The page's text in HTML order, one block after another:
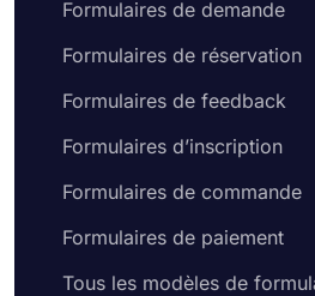
Formulaires de demande
Formulaires de réservation
Formulaires de feedback
Formulaires d’inscription
Formulaires de commande
Formulaires de paiement
Tous les modèles de